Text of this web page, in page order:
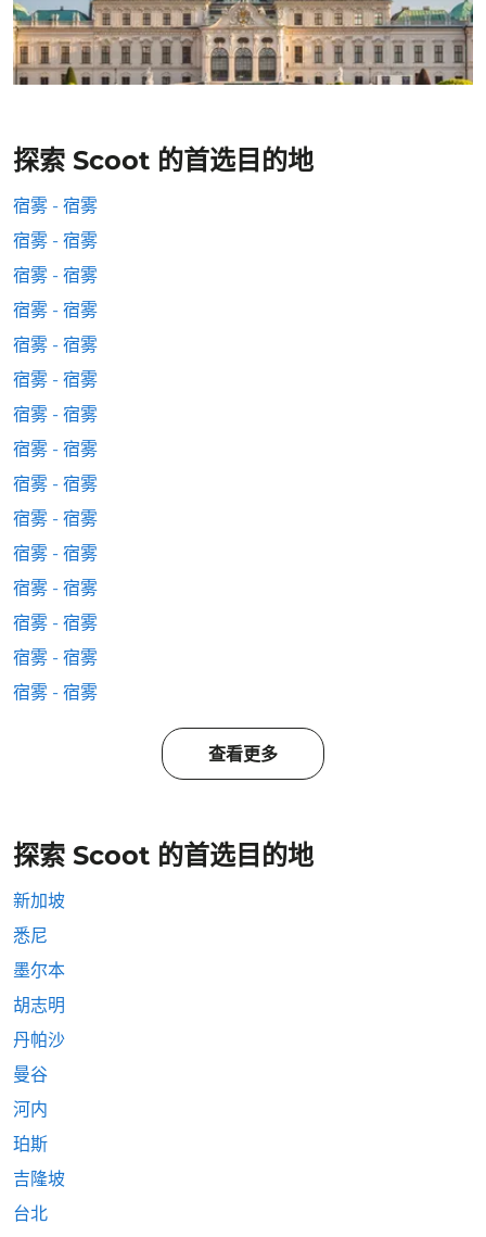
探索 Scoot 的首选目的地
宿雾 - 宿雾
宿雾 - 宿雾
宿雾 - 宿雾
宿雾 - 宿雾
宿雾 - 宿雾
宿雾 - 宿雾
宿雾 - 宿雾
宿雾 - 宿雾
宿雾 - 宿雾
宿雾 - 宿雾
宿雾 - 宿雾
宿雾 - 宿雾
宿雾 - 宿雾
宿雾 - 宿雾
宿雾 - 宿雾
查看更多
探索 Scoot 的首选目的地
新加坡
悉尼
墨尔本
胡志明
丹帕沙
曼谷
河内
珀斯
吉隆坡
台北